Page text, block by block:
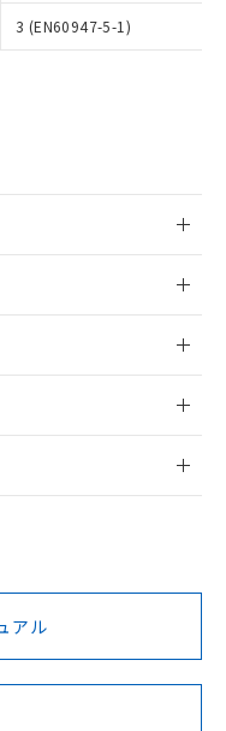
3 (EN60947-5-1)
録
前に、以下を必ずお読
BV型式承認
（フランス
KR型式
（韓国
アル
上で当社にご
ついて、当社
の「1.共同利
ード
基準）
有を証明す
を証明する
エステル類４
での期間は出
切替を完了
がない限
しておりま